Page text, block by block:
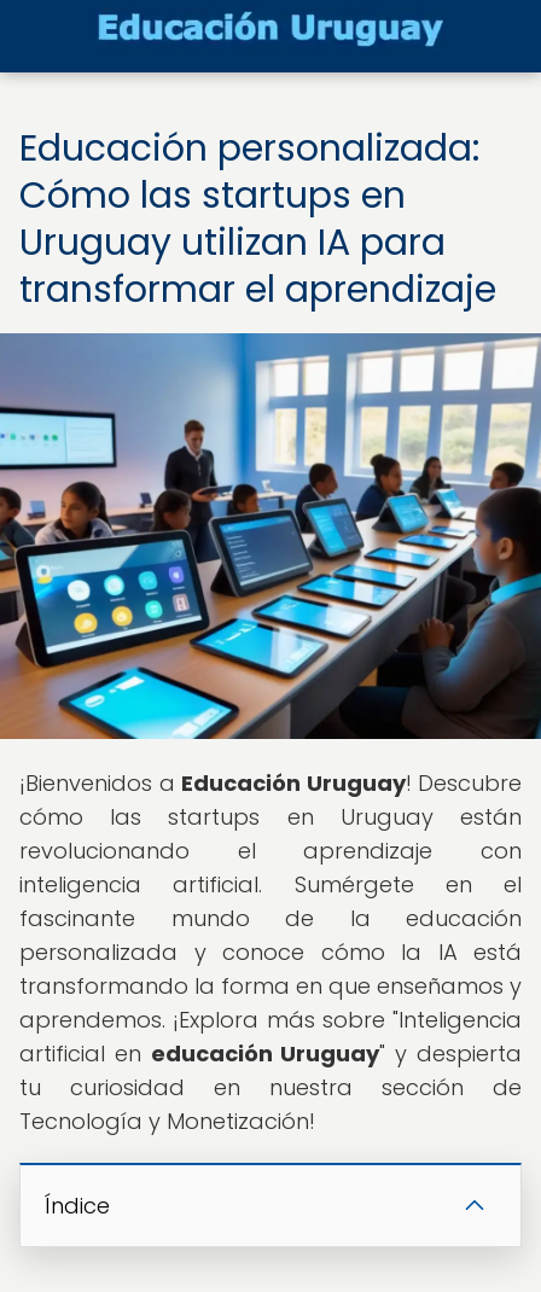
Educación personalizada:
Cómo las startups en
Uruguay utilizan IA para
transformar el aprendizaje
¡Bienvenidos a Educación Uruguay! Descubre
cómo las startups en Uruguay están
revolucionando el aprendizaje con
inteligencia artificial. Sumérgete en el
fascinante mundo de la educación
personalizada y conoce cómo la IA está
transformando la forma en que enseñamos y
aprendemos. ¡Explora más sobre "Inteligencia
artificial en educación Uruguay" y despierta
tu curiosidad en nuestra sección de
Tecnología y Monetización!
Índice